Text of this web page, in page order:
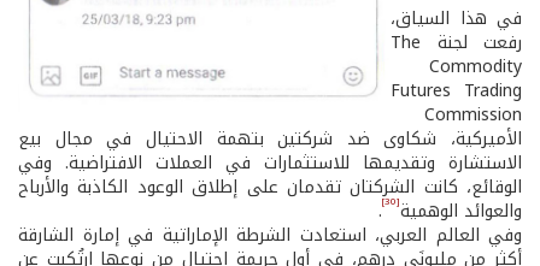
في هذا السياق،
رفعت لجنة The
Commodity
Futures Trading
Commission
الأميركية، شكاوى ضد شركتين بتهمة الاحتيال في مجال بيع
الاستشارة وتقديمها للاستثمارات في العملات الافتراضية. وفي
الوقائع، كانت الشركتان تقدمان على إطلاق الوعود الكاذبة والأرباح
والعوائد الوهمية[30]
.
وفي العالم العربي، استعادت الشرطة الإماراتية في إمارة الشارقة
أكثر من مليونَي درهم، في أول جريمة احتيال من نوعها ارتُكبت عن